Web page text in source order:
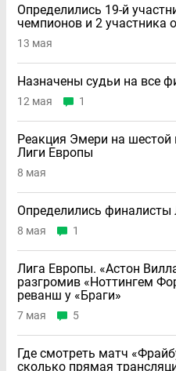
Определились 19-й
чемпионов и 2 участника
13 мая
Назначены судьи на все
12 мая 1
Реакция Эмери на
Лиги Европы
8 мая
Определились финалисты
8 мая 1
Лига Европы. «Астон
разгромив «Ноттингем
реванш у «Браги»
7 мая 5
Где смотреть матч
сколько прямая